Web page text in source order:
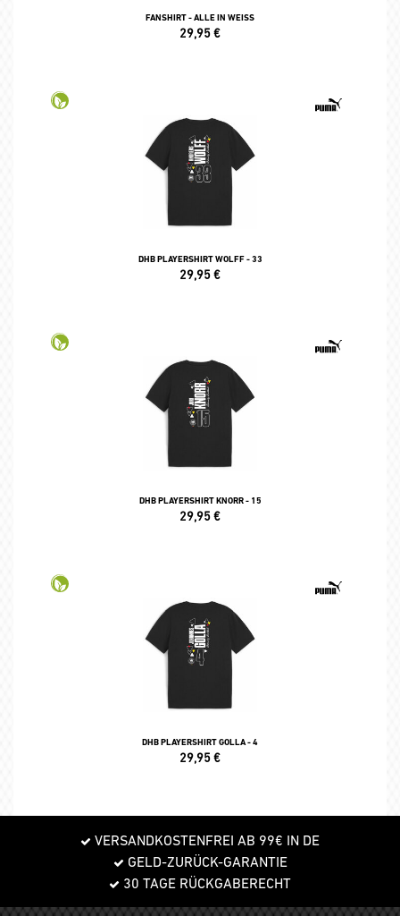
FANSHIRT - ALLE IN WEISS
29,95€
DHB PLAYERSHIRT WOLFF - 33
29,95€
DHB PLAYERSHIRT KNORR - 15
29,95€
DHB PLAYERSHIRT GOLLA - 4
29,95€
VERSANDKOSTENFREI AB 99€ IN DE
GELD-ZURÜCK-GARANTIE
30 TAGE RÜCKGABERECHT